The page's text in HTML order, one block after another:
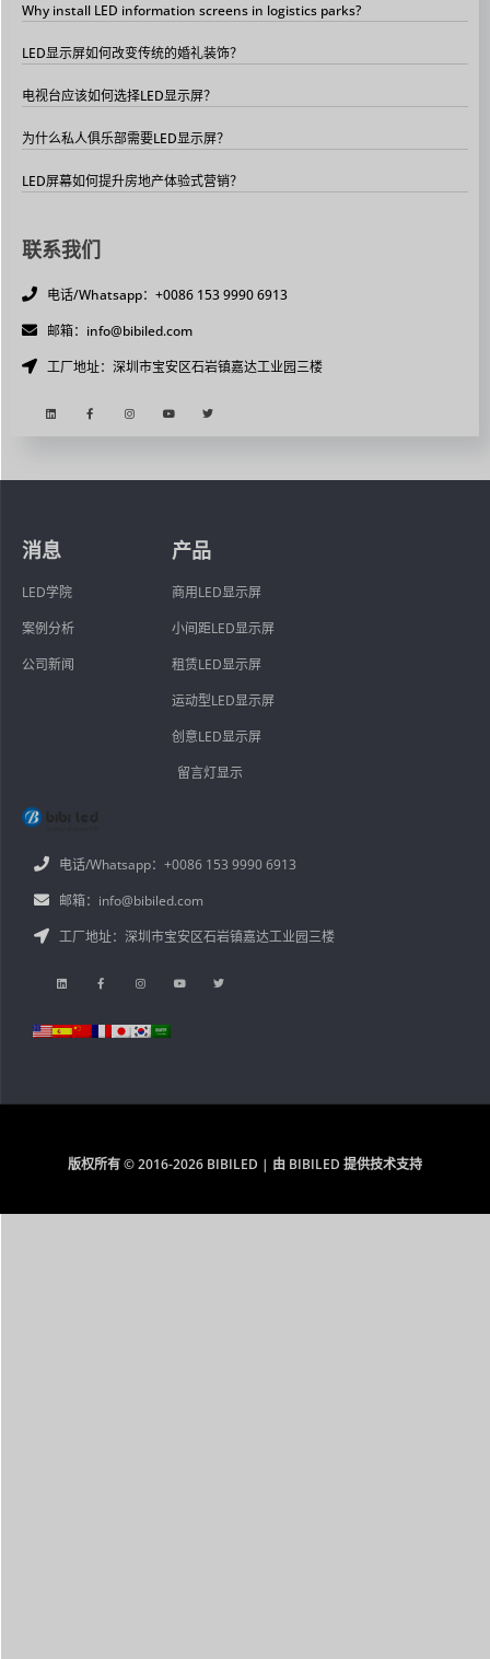
Why install LED information screens in logistics parks?
LED显示屏如何改变传统的婚礼装饰？
电视台应该如何选择LED显示屏？
为什么私人俱乐部需要LED显示屏？
LED屏幕如何提升房地产体验式营销？
联系我们
电话/Whatsapp：+0086 153 9990 6913
邮箱：info@bibiled.com
工厂地址：深圳市宝安区石岩镇嘉达工业园三楼
电话/Whatsapp：+0086 153 9990 6913
邮箱：info@bibiled.com
工厂地址：深圳市宝安区石岩镇嘉达工业园三楼
产品
商用LED显示屏
小间距LED显示屏
租赁LED显示屏
运动型LED显示屏
创意LED显示屏
留言灯显示
消息
LED学院
案例分析
公司新闻
版权所有 © 2016-2026 BIBILED | 由 BIBILED 提供技术支持